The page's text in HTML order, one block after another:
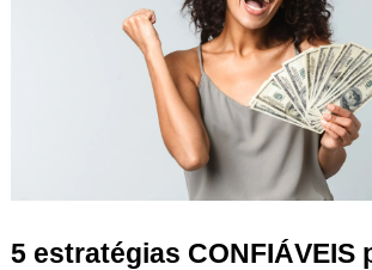
5 estratégias CONFIÁVEIS